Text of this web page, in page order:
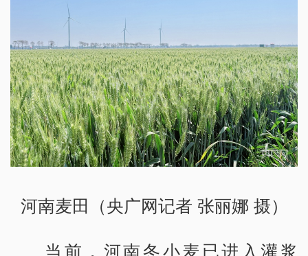
河南麦田（央广网记者 张丽娜 摄）
当前，河南冬小麦已进入灌浆